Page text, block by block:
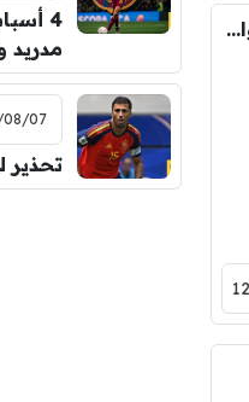
8 نجوم كبرى يستطيع اليونايتد جلبهم بالأموال التى يريد بها شراء دى ماريا !
4
مدريد
- 00:54
تحذير